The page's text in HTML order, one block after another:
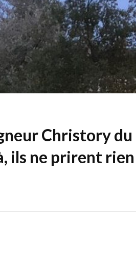
Christory
ils ne prirent rien